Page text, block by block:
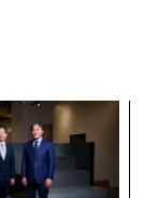
ナーでシニア
たちが話を聞
っているだけ
果も定義して
はすべて、適